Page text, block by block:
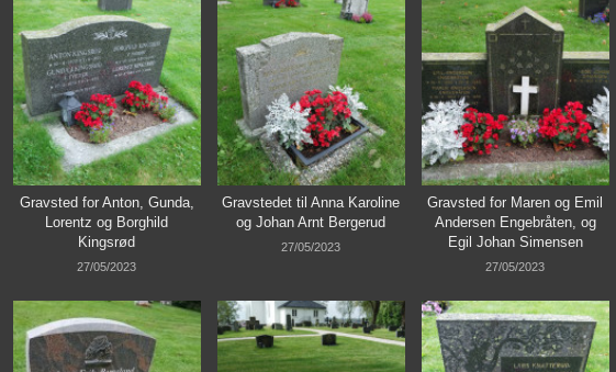
Gravsted for Anton, Gunda,
Lorentz og Borghild
Kingsrød
27/05/2023
Gravstedet til Anna Karoline
og Johan Arnt Bergerud
27/05/2023
Gravsted for Maren og Emil
Andersen Engebråten, og
Egil Johan Simensen
27/05/2023